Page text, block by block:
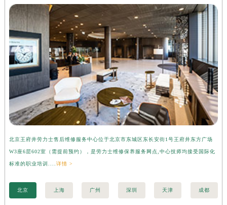
北京王府井劳力士售后维修服务中心位于北京市东城区东长安街1号王府井东方广场
W3座6层602室（需提前预约），是劳力士维修保养服务网点,中心技师均接受国际化
标准的职业培训....详情 >
北京 上海 广州 深圳 天津 成都